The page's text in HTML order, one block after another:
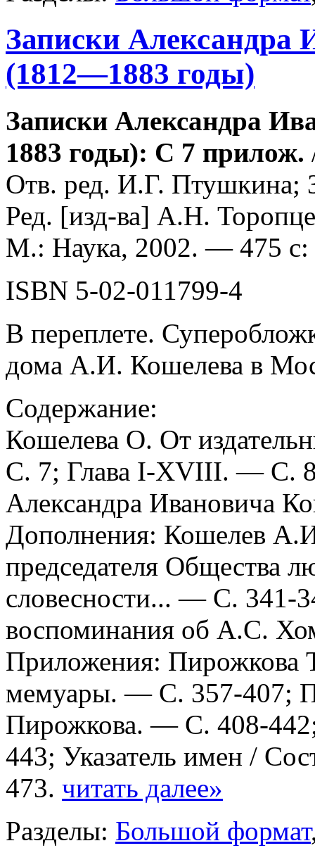
Записки Александра
(1812—1883 годы)
Записки Александра
1883 годы): С 7 прилож.
Отв. ред. И.Г. Птушкина;
Ред. [изд-ва] А.Н.
М.: Наука, 2002. — 475 с:
ISBN 5-02-011799-4
В переплете.
дома А.И. Кошелева в
Содержание:
Кошелева О. От
С. 7; Глава I-XVIII. — С.
Александра Ивановича
Дополнения: Кошелев
председателя Общества
словесности... — С.
воспоминания об A.C.
Приложения: Пирожкова
мемуары. — С. 357-407;
Пирожкова. — С. 408-
443; Указатель имен /
473. читать далее»
Разделы: Большой формат